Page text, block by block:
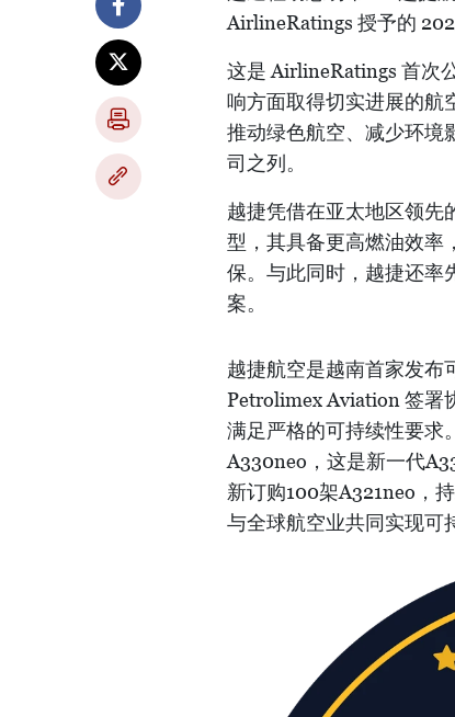
AirlineRatings 授予的
这是 AirlineRatings 首次
响方面取得切实进展的航
推动绿色航空、减少环境
司之列。
越捷凭借在亚太地区领先
型，其具备更高燃油效率
保。与此同时，越捷还率
案。
越捷航空是越南首家发布
Petrolimex Aviation 签署
满足严格的可持续性要求
A330neo，这是新一代
新订购100架A321neo，
与全球航空业共同实现可